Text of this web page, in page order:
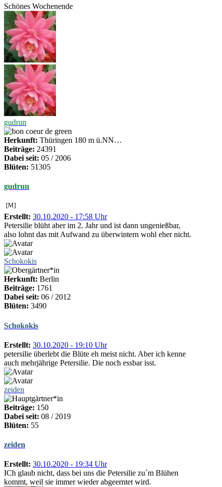
Schönes Wochenende
gudrun
Herkunft: Thüringen 180 m ü.NN…
Beiträge: 24391
Dabei seit: 05 / 2006
Blüten: 51305
gudrun
[M]
Erstellt: 30.10.2020 - 17:58 Uhr
Petersilie blüht aber im 2. Jahr und ist dann ungenießbar,
also lohnt das mit Aufwand zu überwintern wohl eher nicht.
Schokokis
Herkunft: Berlin
Beiträge: 1761
Dabei seit: 06 / 2012
Blüten: 3490
Schokokis
Erstellt: 30.10.2020 - 19:10 Uhr
petersilie überlebt die Blüte eh meist nicht. Aber ich kenne
auch mehrjährige Petersilie. Die noch essbar isst.
zeiden
Beiträge: 150
Dabei seit: 08 / 2019
Blüten: 55
zeiden
Erstellt: 30.10.2020 - 19:34 Uhr
ICh glaub nicht, dass bei uns die Petersilie zu´m Blühen
kommt, weil sie immer wieder abgeerntet wird.